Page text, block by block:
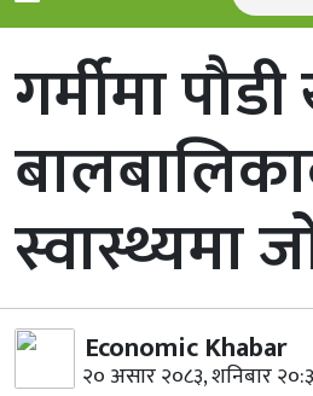
गर्मीमा
स्वास्थ्यमा
Economic Khabar
२० असार २०८३, शनिबार